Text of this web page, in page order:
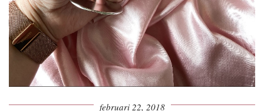
februari 22, 2018